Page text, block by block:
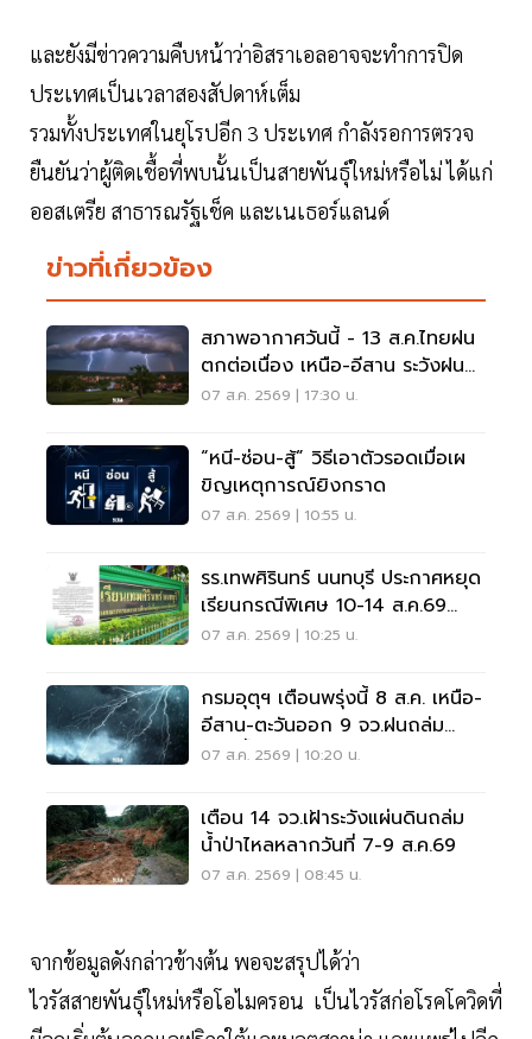
และยังมีข่าวความคืบหน้าว่าอิสราเอลอาจจะทำการปิด
ประเทศเป็นเวลาสองสัปดาห์เต็ม
รวมทั้งประเทศในยุโรปอีก 3 ประเทศ กำลังรอการตรวจ
ยืนยันว่าผู้ติดเชื้อที่พบนั้นเป็นสายพันธุ์ใหม่หรือไม่ ได้แก่
ออสเตรีย สาธารณรัฐเช็ค และเนเธอร์แลนด์
ข่าวที่เกี่ยวข้อง
สภาพอากาศวันนี้ - 13 ส.ค.ไทยฝน
ตกต่อเนื่อง เหนือ-อีสาน ระวังฝน
ตกหนักมากบางแห่ง
07 ส.ค. 2569 | 17:30 น.
“หนี-ซ่อน-สู้” วิธีเอาตัวรอดเมื่อเผ
ขิญเหตุการณ์ยิงกราด
07 ส.ค. 2569 | 10:55 น.
รร.เทพศิรินทร์ นนทบุรี ประกาศหยุด
เรียนกรณีพิเศษ 10-14 ส.ค.69
หลังเหตุกราดยิง
07 ส.ค. 2569 | 10:25 น.
กรมอุตุฯ เตือนพรุ่งนี้ 8 ส.ค. เหนือ-
อีสาน-ตะวันออก 9 จว.ฝนถล่ม
ระวังน้ำท่วมฉับพลัน
07 ส.ค. 2569 | 10:20 น.
เตือน 14 จว.เฝ้าระวังแผ่นดินถล่ม
น้ำป่าไหลหลากวันที่ 7-9 ส.ค.69
07 ส.ค. 2569 | 08:45 น.
จากข้อมูลดังกล่าวข้างต้น พอจะสรุปได้ว่า
ไวรัสสายพันธุ์ใหม่หรือโอไมครอน เป็นไวรัสก่อโรคโควิดที่